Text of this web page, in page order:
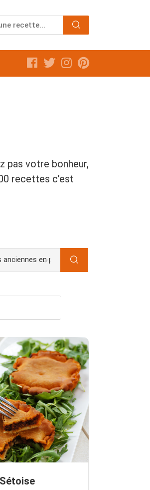
pas votre bonheur,
recettes c’est